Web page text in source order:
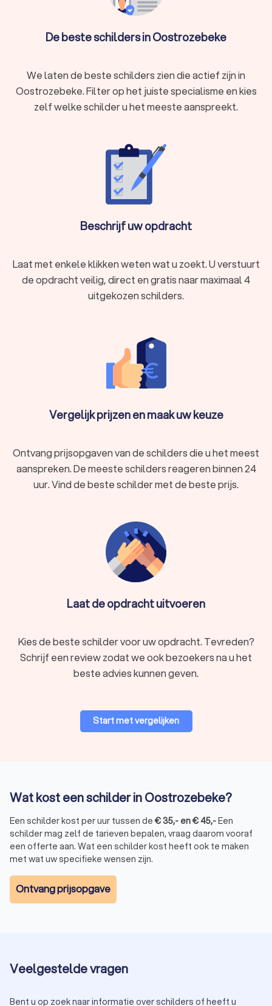
De beste schilders in Oostrozebeke
We laten de beste schilders zien die actief zijn in
Oostrozebeke. Filter op het juiste specialisme en kies
zelf welke schilder u het meeste aanspreekt.
Beschrijf uw opdracht
Laat met enkele klikken weten wat u zoekt. U verstuurt
de opdracht veilig, direct en gratis naar maximaal 4
uitgekozen schilders.
Vergelijk prijzen en maak uw keuze
Ontvang prijsopgaven van de schilders die u het meest
aanspreken. De meeste schilders reageren binnen 24
uur. Vind de beste schilder met de beste prijs.
Laat de opdracht uitvoeren
Kies de beste schilder voor uw opdracht. Tevreden?
Schrijf een review zodat we ook bezoekers na u het
beste advies kunnen geven.
Start met vergelijken
Wat kost een schilder in Oostrozebeke?
Een schilder kost per uur tussen de €35,- en€45,-Een
schilder mag zelf de tarieven bepalen, vraag daarom vooraf
een offerte aan. Wat een schilder kost heeft ook te maken
met wat uw specifieke wensen zijn.
Ontvang prijsopgave
Veelgestelde vragen
Bent u op zoek naar informatie over schilders of heeft u